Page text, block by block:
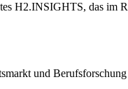
H2.INSIGHTS, das im
und